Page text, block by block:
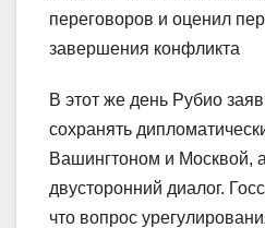
переговоров и оценил
завершения конфликта
В этот же день Рубио
сохранять
Вашингтоном и Москвой,
двусторонний диалог.
что вопрос